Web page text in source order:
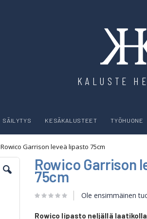
KALUSTE
SÄILYTYS KESÄKALUSTEET TYÖHUONE
Rowico Garrison leveä lipasto 75cm
Rowico Garrison
75cm
Ole ensimmäinen
Rowico lipasto neljällä laatikolla